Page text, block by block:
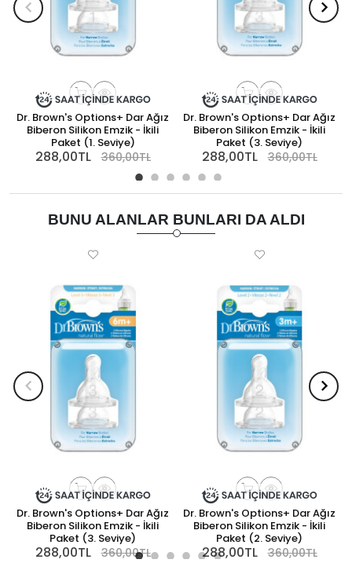
Dr. Brown's Options+ Dar Ağız
Biberon Silikon Emzik - İkili
Paket (1. Seviye)
288,00TL 360,00TL
Dr. Brown's Options+ Dar Ağız
Biberon Silikon Emzik - İkili
Paket (3. Seviye)
288,00TL 360,00TL
BUNU ALANLAR BUNLARI DA ALDI
Dr. Brown's Options+ Dar Ağız
Biberon Silikon Emzik - İkili
Paket (3. Seviye)
288,00TL 360,00TL
Dr. Brown's Options+ Dar Ağız
Biberon Silikon Emzik - İkili
Paket (2. Seviye)
288,00TL 360,00TL